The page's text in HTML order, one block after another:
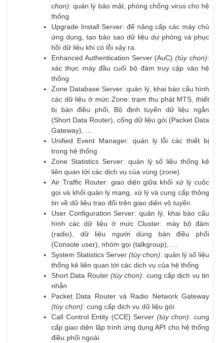
chọn): quản lý bảo mật, phòng chống virus cho hệ
thống
Upgrade Install Server: để nâng cấp các máy chủ
ứng dụng, tạo bảo sao dữ liệu dự phòng và phục
hồi dữ liệu khi có lỗi xảy ra.
Enhanced Authentication Server (AuC)(tùy chọn):
xác thực máy đầu cuối bộ đàm truy cập vào hệ
thống
Zone Database Server: quản lý, khai báo cấu hình
các dữ liệu ở mức Zone: trạm thu phát MTS, thiết
bị bàn điều phối, Bộ định tuyến dữ liệu ngắn
(Short Data Router), cổng dữ liệu gói (Packet Data
Gateway), …
Unified Event Manager: quản lý lỗi các thiết bị
trong hệ thống
Zone Statistics Server: quản lý số liệu thống kê
liên quan tới các dịch vụ của vùng (zone)
Air Traffic Router: giao diện giữa khối xử lý cuộc
gọi và khối quản lý mạng, xử lý và cung cấp thông
tin về dữ liệu trao đổi trên giao diện vô tuyến
User Configuration Server: quản lý, khai báo cấu
hình các dữ liệu ở mức Cluster: máy bộ đàm
(radio), dữ liệu người dùng bàn điều phối
(Console user), nhóm gọi (talkgroup), …
System Statistics Server (tùy chọn): quản lý số liệu
thống kê liên quan tới các dịch vụ của hệ thống
Short Data Router (tùy chọn): cung cấp dịch vụ tin
nhắn
Packet Data Router và Radio Network Gateway
(tùy chọn): cung cấp dịch vụ dữ liệu gói
Call Control Entity (CCE) Server (tùy chọn): cung
cấp giao diện lập trình ứng dụng API cho hệ thống
điều phối ngoài